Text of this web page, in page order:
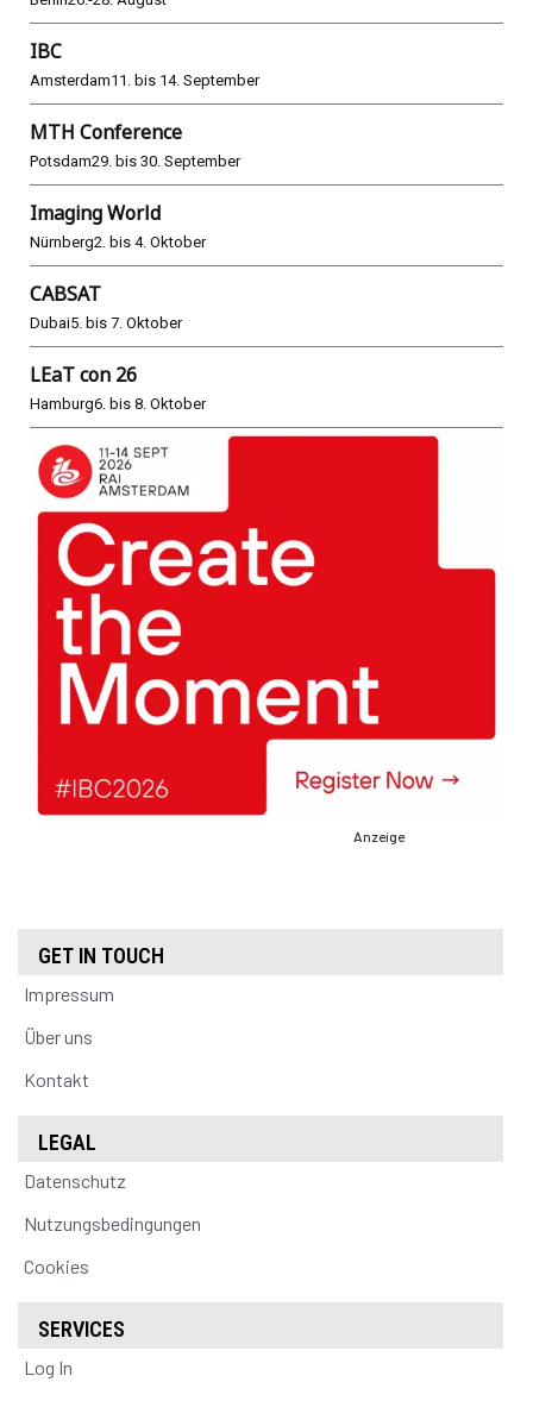
IBC
Amsterdam11. bis 14. September
MTH Conference
Potsdam29. bis 30. September
Imaging World
Nürnberg2. bis 4. Oktober
CABSAT
Dubai5. bis 7. Oktober
LEaT con 26
Hamburg6. bis 8. Oktober
Anzeige
GET IN TOUCH
Impressum
Über uns
Kontakt
LEGAL
Datenschutz
Nutzungsbedingungen
Cookies
SERVICES
Log In